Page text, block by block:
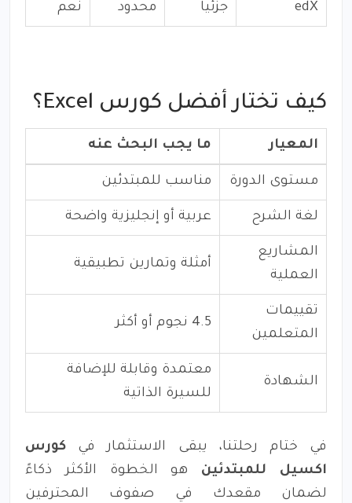
edX جزئياً محدود نعم
كيف تختار أفضل كورس Excel؟
المعيار ما يجب البحث عنه
مستوى الدورة مناسب للمبتدئين
لغة الشرح عربية أو إنجليزية واضحة
المشاريع
العملية
أمثلة وتمارين تطبيقية
تقييمات
المتعلمين
4.5 نجوم أو أكثر
الشهادة
معتمدة وقابلة للإضافة
للسيرة الذاتية
في ختام رحلتنا، يبقى الاستثمار في كورس
اكسيل للمبتدئين هو الخطوة الأكثر ذكاءً
لضمان مقعدك في صفوف المحترفين